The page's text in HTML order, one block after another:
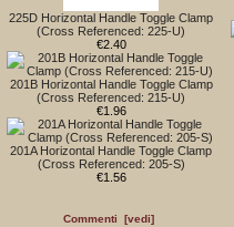
225D Horizontal Handle Toggle Clamp
(Cross Referenced: 225-U)
€2.40
201B Horizontal Handle Toggle Clamp
(Cross Referenced: 215-U)
€1.96
201A Horizontal Handle Toggle Clamp
(Cross Referenced: 205-S)
€1.56
Commenti [vedi]